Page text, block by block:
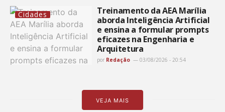
Cidades
Treinamento da AEA Marília
aborda Inteligência Artificial
e ensina a formular prompts
eficazes na Engenharia e
Arquitetura
por Redação 03/08/2026 - 20:54
VEJA MAIS